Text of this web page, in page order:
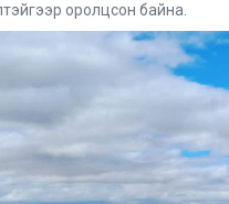
оролцсон байна.